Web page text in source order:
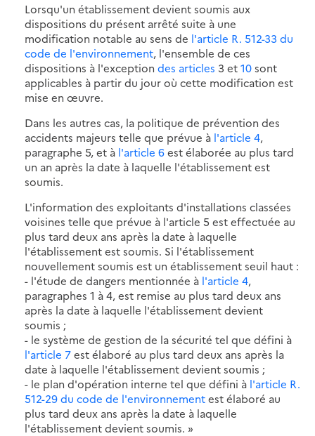
Lorsqu'un établissement devient soumis aux
dispositions du présent arrêté suite à une
modification notable au sens de l'article R. 512-33 du
code de l'environnement, l'ensemble de ces
dispositions à l'exception des articles 3 et10sont
applicables à partir du jour où cette modification est
mise en œuvre.
Dans les autres cas, la politique de prévention des
accidents majeurs telle que prévue à l'article 4,
paragraphe 5, et à l'article 6est élaborée au plus tard
un an après la date à laquelle l'établissement est
soumis.
L'information des exploitants d'installations classées
voisines telle que prévue à l'article 5 est effectuée au
plus tard deux ans après la date à laquelle
l'établissement est soumis. Si l'établissement
nouvellement soumis est un établissement seuil haut :
- l'étude de dangers mentionnée à l'article 4,
paragraphes 1 à 4, est remise au plus tard deux ans
après la date à laquelle l'établissement devient
soumis ;
- le système de gestion de la sécurité tel que défini à
l'article 7est élaboré au plus tard deux ans après la
date à laquelle l'établissement devient soumis ;
- le plan d'opération interne tel que défini à l'article R.
512-29 du code de l'environnementest élaboré au
plus tard deux ans après la date à laquelle
l'établissement devient soumis. »